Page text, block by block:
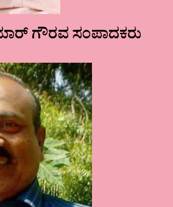
ಗೌರವ ಸಂಪಾದಕರು